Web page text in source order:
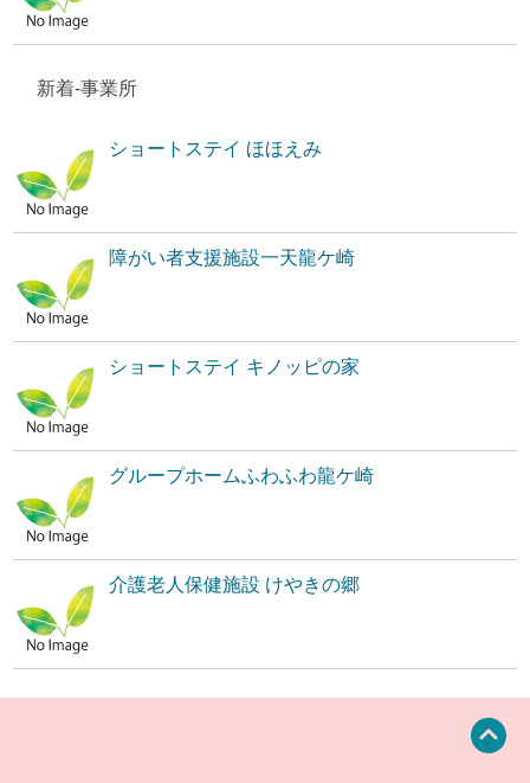
新着-事業所
ショートステイ ほほえみ
障がい者支援施設一天龍ケ崎
ショートステイ キノッピの家
グループホームふわふわ龍ケ崎
介護老人保健施設 けやきの郷